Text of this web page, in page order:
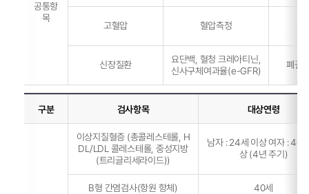
공통항
목
고혈압 혈압측정
신장질환
요단백, 혈청 크레아티닌,
신사구체여과율(e-GFR)
폐결
구분 검사항목 대상연령
이상지질혈증 (총콜레스테롤, H
DL/LDL 콜레스테롤, 중성지방
(트리글리세라이드))
남자 : 24세 이상 여자 : 40
상 (4년 주기)
B형 간염검사(항원 항체) 40세